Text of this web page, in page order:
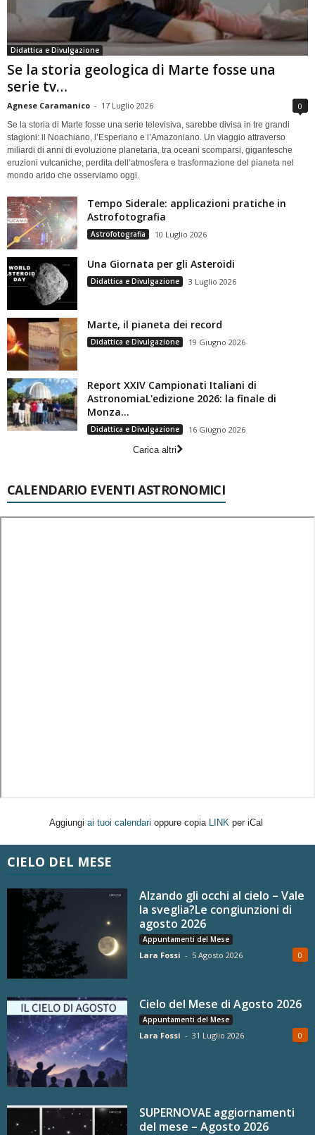
Didattica e Divulgazione
Se la storia geologica di Marte fosse una
serie tv…
Agnese Caramanico - 17 Luglio 2026 0
Se la storia di Marte fosse una serie televisiva, sarebbe divisa in tre grandi
stagioni: il Noachiano, l’Esperiano e l’Amazoniano. Un viaggio attraverso
miliardi di anni di evoluzione planetaria, tra oceani scomparsi, gigantesche
eruzioni vulcaniche, perdita dell’atmosfera e trasformazione del pianeta nel
mondo arido che osserviamo oggi.
Tempo Siderale: applicazioni pratiche in
Astrofotografia
Astrofotografia 10 Luglio 2026
Una Giornata per gli Asteroidi
Didattica e Divulgazione 3 Luglio 2026
Marte, il pianeta dei record
Didattica e Divulgazione 19 Giugno 2026
Report XXIV Campionati Italiani di
AstronomiaL'edizione 2026: la finale di
Monza...
Didattica e Divulgazione
16 Giugno 2026
Carica altri
CALENDARIO EVENTI ASTRONOMICI
Aggiungi ai tuoi calendari oppure copia LINK per iCal
CIELO DEL MESE
Alzando gli occhi al cielo – Vale
la sveglia?Le congiunzioni di
agosto 2026
Appuntamenti del Mese
Lara Fossi - 5 Agosto 2026 0
Cielo del Mese di Agosto 2026
Appuntamenti del Mese
Lara Fossi - 31 Luglio 2026 0
SUPERNOVAE aggiornamenti
del mese – Agosto 2026